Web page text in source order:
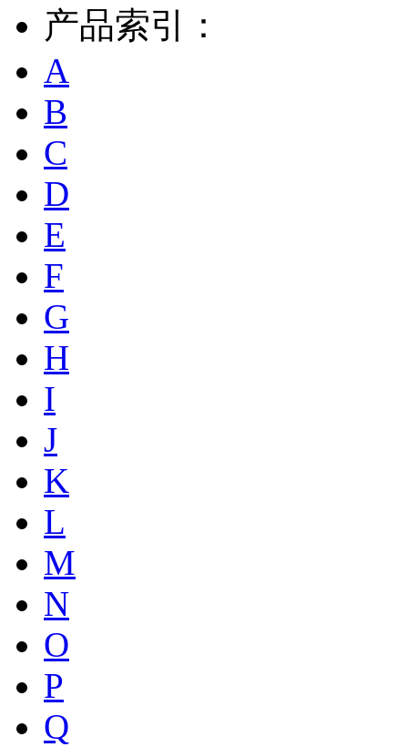
产品索引：
A
B
C
D
E
F
G
H
I
J
K
L
M
N
O
P
Q